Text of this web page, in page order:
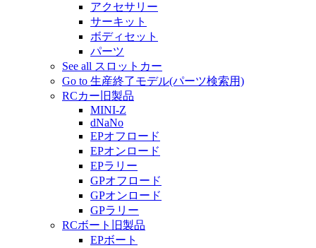
アクセサリー
サーキット
ボディセット
パーツ
See all スロットカー
Go to 生産終了モデル(パーツ検索用)
RCカー旧製品
MINI-Z
dNaNo
EPオフロード
EPオンロード
EPラリー
GPオフロード
GPオンロード
GPラリー
RCボート旧製品
EPボート